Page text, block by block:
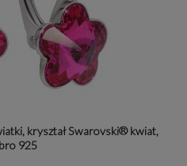
kryształ Swarovski® kwiat,
925